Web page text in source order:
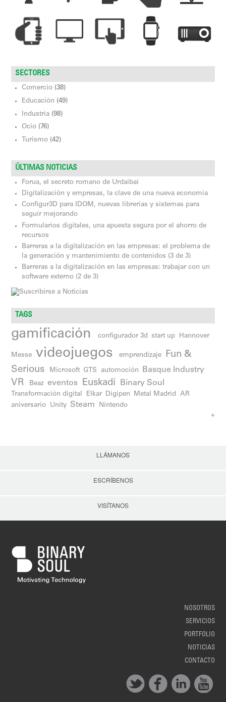
SECTORES
Comercio (38)
Educación (49)
Industria (98)
Ocio (76)
Turismo (42)
ÚLTIMAS NOTICIAS
Forua, el secreto romano de Urdaibai
Digitalización y empresas, la clave de una nueva economía
Configur3D para IDOM, nuevas librerías y sistemas para
seguir mejorando
Formularios digitales, una apuesta segura por el ahorro de
recursos
Barreras a la digitalización en las empresas: el problema de
la generación y mantenimiento de contenidos (3 de 3)
Barreras a la digitalización en las empresas: trabajar con un
software externo (2 de 3)
TAGS
gamificación configurador 3d start up Hannover
Messe videojuegos emprendizaje
Fun &
Serious
Microsoft GTS automoción Basque Industry
VR Beaz eventos Euskadi Binary Soul
Transformación digital Elkar Digipen Metal Madrid
AR
aniversario
Unity Steam
Nintendo
+
LLÁMANOS
ESCRÍBENOS
VISÍTANOS
NOSOTROS
SERVICIOS
PORTFOLIO
NOTICIAS
CONTACTO